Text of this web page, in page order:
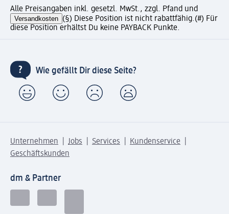
Alle Preisangaben inkl. gesetzl. MwSt., zzgl. Pfand und
Versandkosten (§) Diese Position ist nicht rabattfähig.(#) Für
diese Position erhältst Du keine PAYBACK Punkte.
Wie gefällt Dir diese Seite?
Unternehmen Jobs Services
Kundenservice
Geschäftskunden
dm & Partner